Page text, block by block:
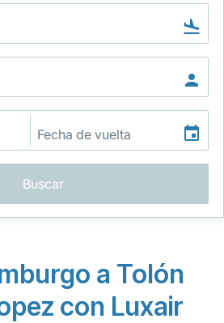
Buscar
a Tolón
con Luxair